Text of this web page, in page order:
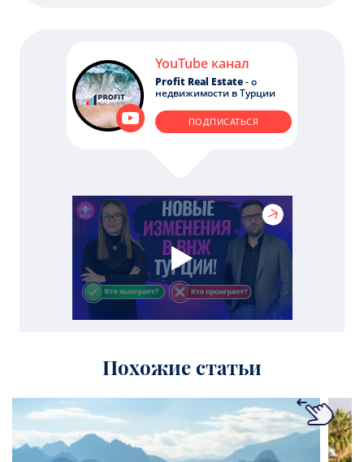
YouTube канал
Profit Real Estate- о
недвижимости в Турции
ПОДПИСАТЬСЯ
Похожие статьи